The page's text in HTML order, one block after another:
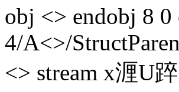
obj <> endobj 8
4/A<>/
<> stream x湹U